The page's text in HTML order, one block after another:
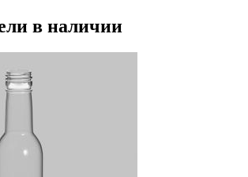
в наличии